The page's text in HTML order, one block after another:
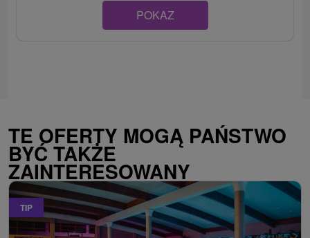
POKAZ
TE OFERTY MOGĄ PAŃSTWO
BYĆ TAKŻE
ZAINTERESOWANY
TIP